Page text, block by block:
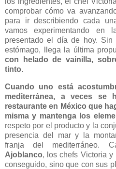
comprobar cómo va
para ir describiendo cada
vamos experimentando en
presentado el día de hoy.
estómago, llega la última
con helado de vainilla,
tinto.
Cuando uno está
mediterránea, a veces se
restaurante en México que
misma y mantenga los
respeto por el producto y la
presencia del mar y la
franja del mediterráneo.
Ajoblanco, los chefs Victoria
conseguido, sino que con sus